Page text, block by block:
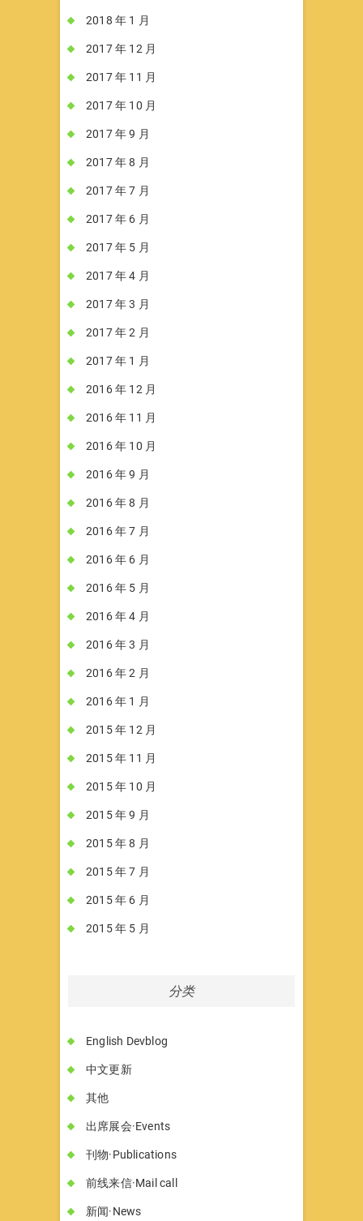
2018 年 1 月
2017 年 12 月
2017 年 11 月
2017 年 10 月
2017 年 9 月
2017 年 8 月
2017 年 7 月
2017 年 6 月
2017 年 5 月
2017 年 4 月
2017 年 3 月
2017 年 2 月
2017 年 1 月
2016 年 12 月
2016 年 11 月
2016 年 10 月
2016 年 9 月
2016 年 8 月
2016 年 7 月
2016 年 6 月
2016 年 5 月
2016 年 4 月
2016 年 3 月
2016 年 2 月
2016 年 1 月
2015 年 12 月
2015 年 11 月
2015 年 10 月
2015 年 9 月
2015 年 8 月
2015 年 7 月
2015 年 6 月
2015 年 5 月
分类
English Devblog
中文更新
其他
出席展会·Events
刊物·Publications
前线来信·Mail call
新闻·News